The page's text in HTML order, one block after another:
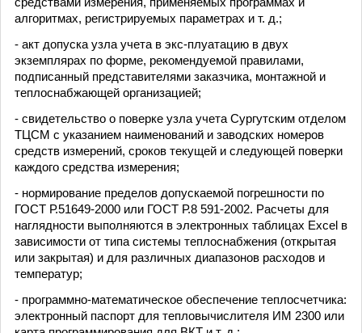
алгоритмах, регистрируемых параметрах и т. д.;
- акт допуска узла учета в экс-плуатацию в двух
экземплярах по форме, рекомендуемой правилами,
подписанный представителями заказчика, монтажной и
теплоснабжающей организацией;
- свидетельство о поверке узла учета Сургутским отделом
ТЦСМ с указанием наименований и заводских номеров
средств измерений, сроков текущей и следующей поверки
каждого средства измерения;
- нормирование пределов допускаемой погрешности по
ГОСТ Р.51649-2000 или ГОСТ Р.8 591-2002. Расчеты для
наглядности выполняются в электронных таблицах Excel в
зависимости от типа системы теплоснабжения (открытая
или закрытая) и для различных диапазонов расходов и
температур;
- программно-математическое обеспечение теплосчетчика:
электронный паспорт для тепловычислителя ИМ 2300 или